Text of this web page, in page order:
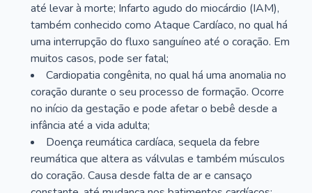
até levar à morte; Infarto agudo do miocárdio (IAM),
também conhecido como Ataque Cardíaco, no qual há
uma interrupção do fluxo sanguíneo até o coração. Em
muitos casos, pode ser fatal;
Cardiopatia congênita, no qual há uma anomalia no
coração durante o seu processo de formação. Ocorre
no início da gestação e pode afetar o bebê desde a
infância até a vida adulta;
Doença reumática cardíaca, sequela da febre
reumática que altera as válvulas e também músculos
do coração. Causa desde falta de ar e cansaço